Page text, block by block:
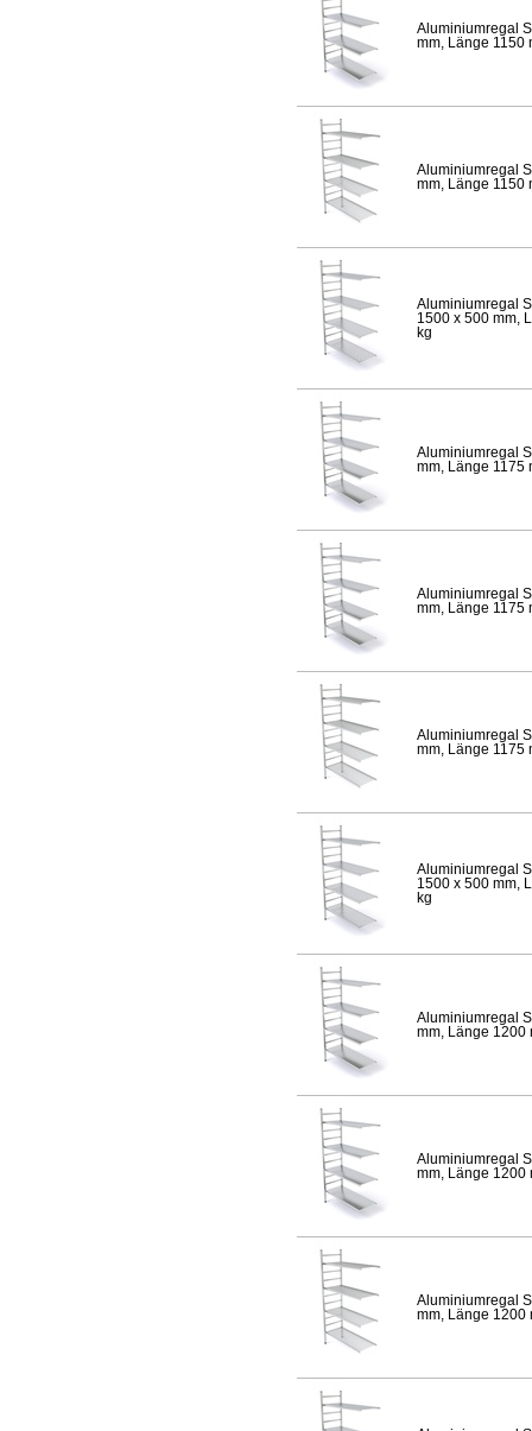
Aluminiumregal
mm, Länge 1150
Aluminiumregal
mm, Länge 1150
Aluminiumregal
1500 x 500 mm,
kg
Aluminiumregal
mm, Länge 1175
Aluminiumregal
mm, Länge 1175
Aluminiumregal
mm, Länge 1175
Aluminiumregal
1500 x 500 mm,
kg
Aluminiumregal
mm, Länge 1200
Aluminiumregal
mm, Länge 1200
Aluminiumregal
mm, Länge 1200